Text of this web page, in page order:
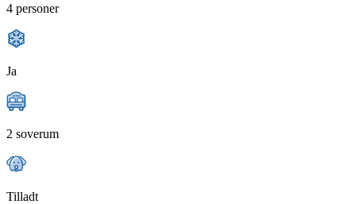
4 personer
Ja
2 soverum
Tilladt